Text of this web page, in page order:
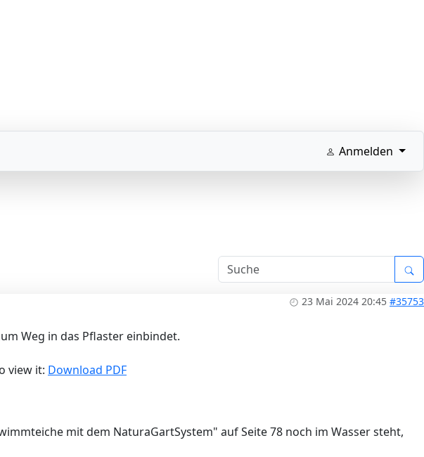
Anmelden
23 Mai 2024 20:45 #35753
Weg in das Pflaster einbindet.
view it: Download PDF
mit dem NaturaGartSystem" auf Seite 78 noch im Wasser steht,